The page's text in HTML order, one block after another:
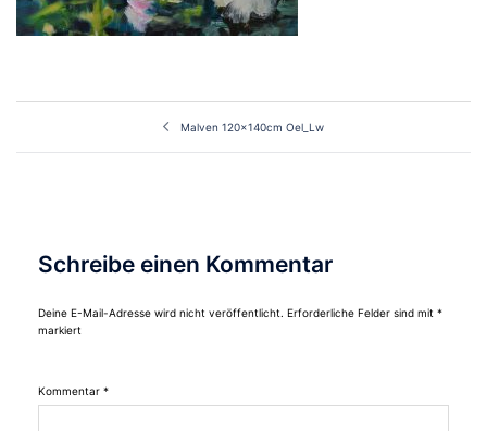
Beitragsnavigation
Malven 120x140cm Oel_Lw
Schreibe einen Kommentar
Deine E-Mail-Adresse wird nicht veröffentlicht. Erforderliche Felder sind mit *
markiert
Kommentar *